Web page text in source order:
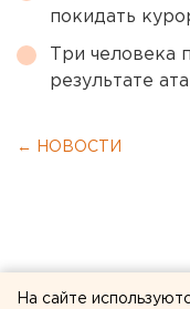
покидать
Три человека
результате
← НОВОСТИ
Завуча
На сайте